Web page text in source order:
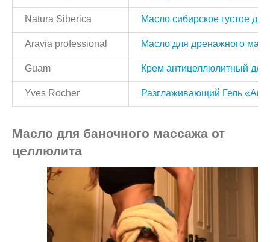
Natura Siberica Масло сибирское густое
Aravia professional Масло для дренажного
Guam Крем антицеллюлитный
Yves Rocher Разглаживающий Гель
Масло для баночного массажа от
целлюлита